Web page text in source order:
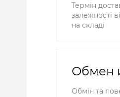
Термін
залежності
на складі
Обмен
Обмін та